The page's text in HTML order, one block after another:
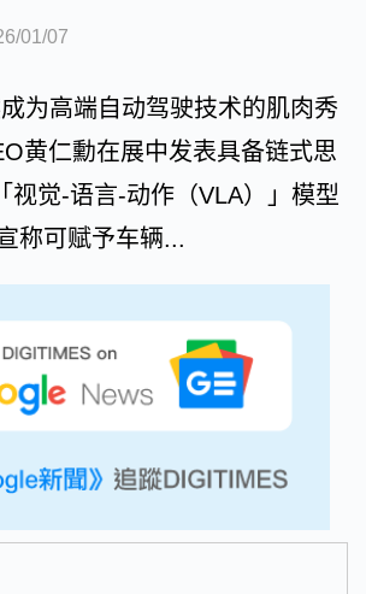
01/07
为高端自动驾驶技术的肌肉秀
黄仁勳在展中发表具备链式思
视觉-语言-动作（VLA）」模型
称可赋予车辆...